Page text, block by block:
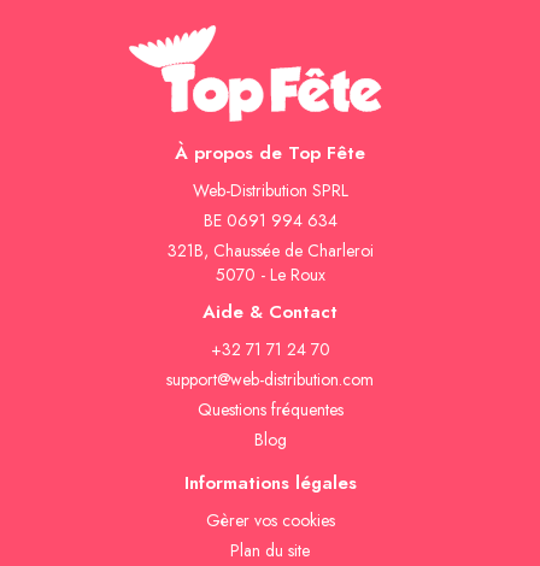
À propos de Top Fête
Web-Distribution SPRL
BE 0691 994 634
321B, Chaussée de Charleroi
5070 - Le Roux
Aide & Contact
+32 71 71 24 70
support@web-distribution.com
Questions fréquentes
Blog
Informations légales
Gèrer vos cookies
Plan du site